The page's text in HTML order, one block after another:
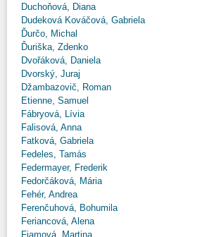
Duchoňová, Diana
Dudeková Kováčová, Gabriela
Ďurčo, Michal
Ďuriška, Zdenko
Dvořáková, Daniela
Dvorský, Juraj
Džambazovič, Roman
Etienne, Samuel
Fábryová, Lívia
Falisová, Anna
Fatková, Gabriela
Fedeles, Tamás
Federmayer, Frederik
Fedorčáková, Mária
Fehér, Andrea
Ferenčuhová, Bohumila
Feriancová, Alena
Fiamová, Martina